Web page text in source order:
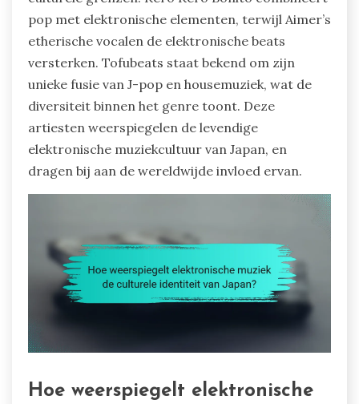
pop met elektronische elementen, terwijl Aimer’s
etherische vocalen de elektronische beats
versterken. Tofubeats staat bekend om zijn
unieke fusie van J-pop en housemuziek, wat de
diversiteit binnen het genre toont. Deze
artiesten weerspiegelen de levendige
elektronische muziekcultuur van Japan, en
dragen bij aan de wereldwijde invloed ervan.
Hoe weerspiegelt elektronische